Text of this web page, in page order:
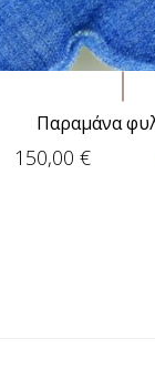
Παραμάνα
150,00€